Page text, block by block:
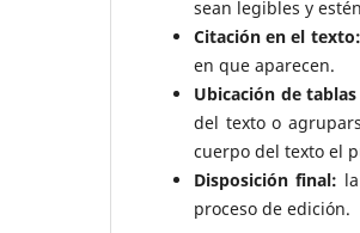
sean legibles y
Citación en el texto:
en que aparecen.
Ubicación de
del texto o
cuerpo del texto el
Disposición final:
proceso de edición.